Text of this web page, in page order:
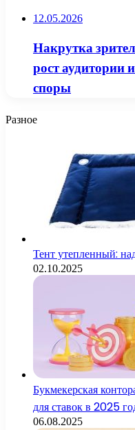
12.05.2026
Накрутка
рост аудитории
споры
Разное
Тент утепленный:
02.10.2025
Букмекерская
для ставок в 2025
06.08.2025